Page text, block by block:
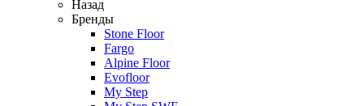
Назад
Бренды
Stone Floor
Fargo
Alpine Floor
Evofloor
My Step